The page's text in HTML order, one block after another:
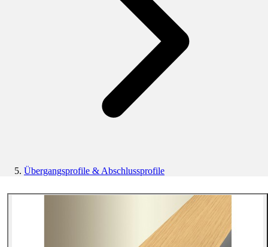
Übergangsprofile & Abschlussprofile